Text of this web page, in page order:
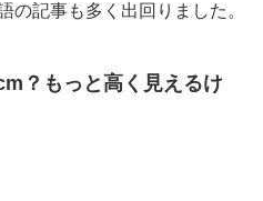
の記事も多く出回りました。
？もっと高く見えるけ